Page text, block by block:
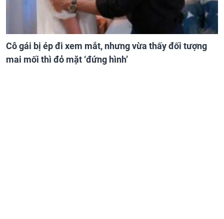
Cô gái bị ép đi xem mắt, nhưng vừa thấy đối tượng
mai mối thì đỏ mặt ‘đứng hình’